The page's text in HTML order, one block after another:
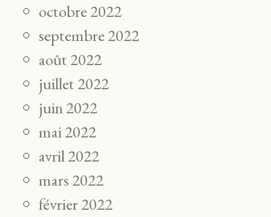
octobre 2022
septembre 2022
août 2022
juillet 2022
juin 2022
mai 2022
avril 2022
mars 2022
février 2022